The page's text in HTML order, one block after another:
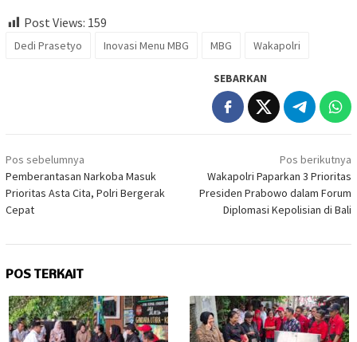
Post Views: 159
Dedi Prasetyo Inovasi Menu MBG MBG Wakapolri
SEBARKAN
Navigasi
pos
Pos sebelumnya
Pemberantasan Narkoba Masuk
Prioritas Asta Cita, Polri Bergerak
Cepat
Pos berikutnya
Wakapolri Paparkan 3 Prioritas
Presiden Prabowo dalam Forum
Diplomasi Kepolisian di Bali
POS TERKAIT